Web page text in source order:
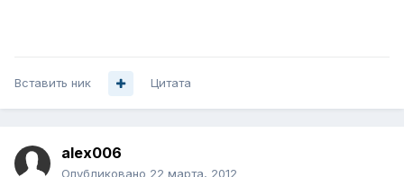
Вставить ник Цитата
alex006
Опубликовано 22 марта, 2012